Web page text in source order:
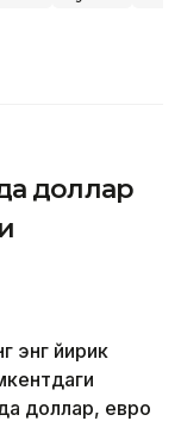
доллар
энг йирик
доллар, евро